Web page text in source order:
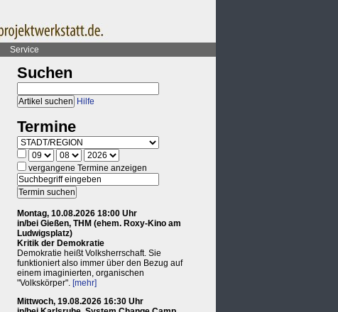
Service
Suchen
Hilfe
Termine
vergangene Termine anzeigen
Montag, 10.08.2026 18:00 Uhr
in/bei Gießen, THM (ehem. Roxy-Kino am
Ludwigsplatz)
Kritik der Demokratie
Demokratie heißt Volksherrschaft. Sie
funktioniert also immer über den Bezug auf
einem imaginierten, organischen
"Volkskörper". [mehr]
Mittwoch, 19.08.2026 16:30 Uhr